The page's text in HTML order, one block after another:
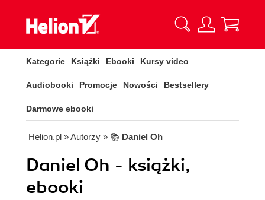
Kategorie Książki Ebooki Kursy video
Audiobooki Promocje Nowości Bestsellery
Darmowe ebooki
Helion.pl » Autorzy » 📚 Daniel Oh
Daniel Oh - książki,
ebooki